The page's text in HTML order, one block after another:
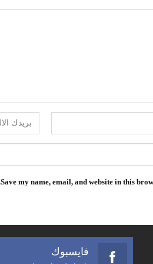
Save my name, email, and website in this
فايسبوك